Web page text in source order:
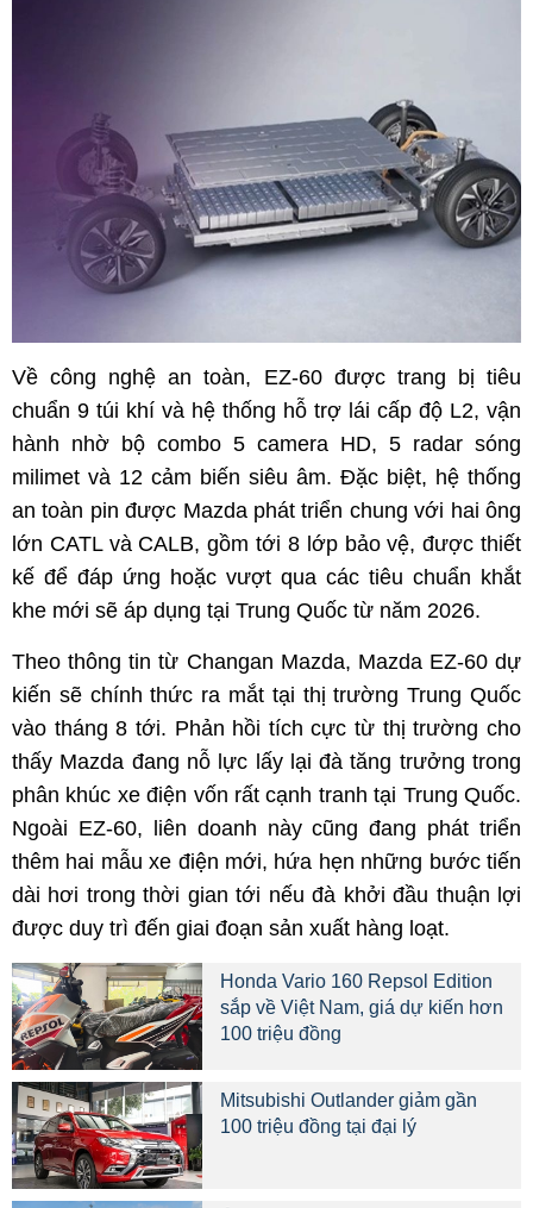
Về công nghệ an toàn, EZ-60 được trang bị tiêu
chuẩn 9 túi khí và hệ thống hỗ trợ lái cấp độ L2, vận
hành nhờ bộ combo 5 camera HD, 5 radar sóng
milimet và 12 cảm biến siêu âm. Đặc biệt, hệ thống
an toàn pin được Mazda phát triển chung với hai ông
lớn CATL và CALB, gồm tới 8 lớp bảo vệ, được thiết
kế để đáp ứng hoặc vượt qua các tiêu chuẩn khắt
khe mới sẽ áp dụng tại Trung Quốc từ năm 2026.
Theo thông tin từ Changan Mazda, Mazda EZ-60 dự
kiến sẽ chính thức ra mắt tại thị trường Trung Quốc
vào tháng 8 tới. Phản hồi tích cực từ thị trường cho
thấy Mazda đang nỗ lực lấy lại đà tăng trưởng trong
phân khúc xe điện vốn rất cạnh tranh tại Trung Quốc.
Ngoài EZ-60, liên doanh này cũng đang phát triển
thêm hai mẫu xe điện mới, hứa hẹn những bước tiến
dài hơi trong thời gian tới nếu đà khởi đầu thuận lợi
được duy trì đến giai đoạn sản xuất hàng loạt.
Honda Vario 160 Repsol Edition
sắp về Việt Nam, giá dự kiến hơn
100 triệu đồng
Mitsubishi Outlander giảm gần
100 triệu đồng tại đại lý